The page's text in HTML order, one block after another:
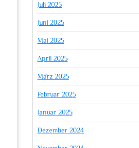
Juli 2025
Juni 2025
Mai 2025
April 2025
März 2025
Februar 2025
Januar 2025
Dezember 2024